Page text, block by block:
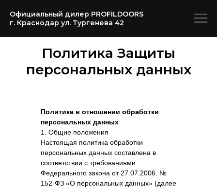
Официальный дилер PROFILDOORS
г. Краснодар ул. Тургенева 42
Политика Защиты
персональных данных
Политика в отношении обработки
персональных данных
1. Общие положения
Настоящая политика обработки
персональных данных составлена в
соответствии с требованиями
Федерального закона от 27.07.2006. №
152-ФЗ «О персональных данных» (далее